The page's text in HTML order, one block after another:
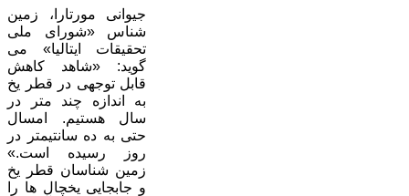
جیوانی مورتارا، زمین
شناس «شورای ملی
تحقیقات ایتالیا» می
گوید: «شاهد کاهش
قابل توجهی در قطر یخ
به اندازه چند متر در
سال هستیم. امسال
حتی به ده سانتیمتر در
روز رسیده است.»
زمین شناسان قطر یخ
و جابجایی یخچال ها را